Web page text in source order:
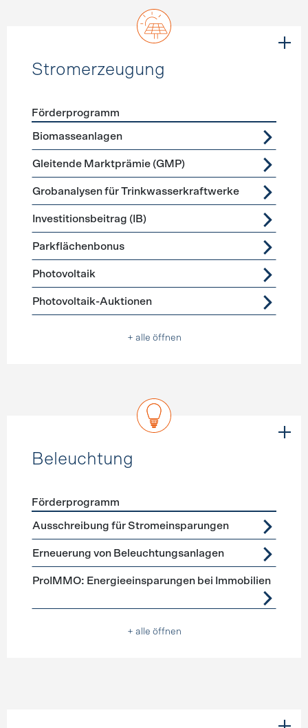
Stromerzeugung
Förderprogramme
Förderprogramm
Biomasseanlagen
Gleitende Marktprämie (GMP)
Grobanalysen für Trinkwasserkraftwerke
Investitionsbeitrag (IB)
Parkflächenbonus
Photovoltaik
Photovoltaik-Auktionen
+ alle öffnen
Beleuchtung
Förderprogramme Beleuchtung
Förderprogramm
Ausschreibung für Stromeinsparungen
Erneuerung von Beleuchtungsanlagen
ProIMMO: Energieeinsparungen bei Immobilien
+ alle öffnen